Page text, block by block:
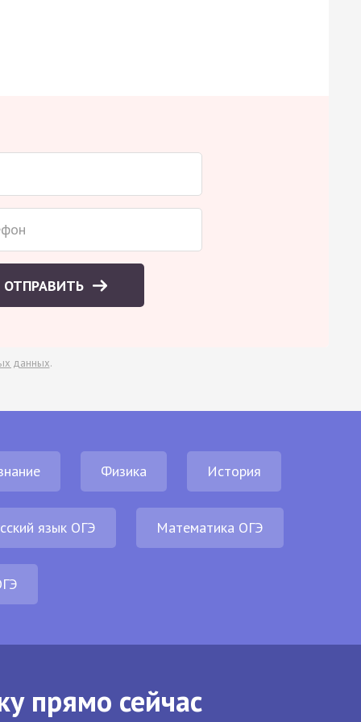
ОТПРАВИТЬ
данных.
Физика История
язык ОГЭ Математика ОГЭ
прямо сейчас